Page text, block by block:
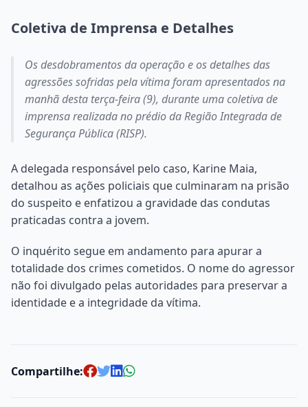
Coletiva de Imprensa e Detalhes
Os desdobramentos da operação e os detalhes das
agressões sofridas pela vítima foram apresentados na
manhã desta terça-feira (9), durante uma coletiva de
imprensa realizada no prédio da Região Integrada de
Segurança Pública (RISP).
A delegada responsável pelo caso, Karine Maia,
detalhou as ações policiais que culminaram na prisão
do suspeito e enfatizou a gravidade das condutas
praticadas contra a jovem.
O inquérito segue em andamento para apurar a
totalidade dos crimes cometidos. O nome do agressor
não foi divulgado pelas autoridades para preservar a
identidade e a integridade da vítima.
Compartilhe: